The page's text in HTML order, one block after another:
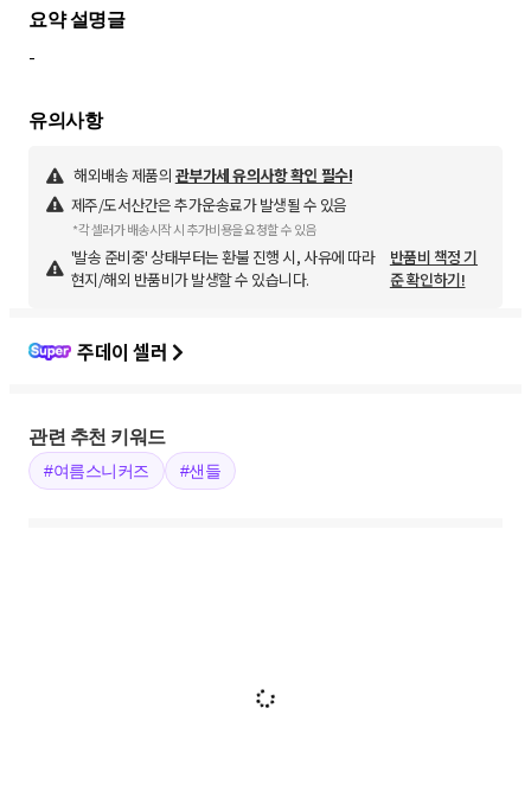
요약 설명글
-
유의사항
해외배송 제품의 관부가세 유의사항 확인 필수!
제주/도서산간은 추가운송료가 발생될 수 있음
*각 셀러가 배송시작 시 추가비용을 요청할 수 있음
'발송 준비중' 상태부터는 환불 진행 시, 사유에 따라
현지/해외 반품비가 발생할 수 있습니다.
반품비 책정 기
준 확인하기!
주데이 셀러
관련 추천 키워드
#여름스니커즈 #샌들